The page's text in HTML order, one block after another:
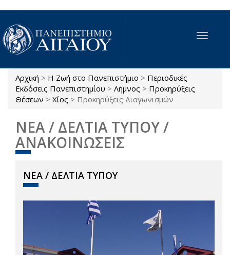
Παράκαμψη προς το κυρίως περιεχόμενο
Toggle
Είστε εδώ
Αρχική > Η Ζωή στο Πανεπιστήμιο > Περιοδικές
Εκδόσεις Πανεπιστημίου > Λήμνος > Προκηρύξεις
Θέσεων > Χίος > Προκηρύξεις Διαγωνισμών
ΝΕΑ / ΔΕΛΤΙΑ ΤΥΠΟΥ /
ΑΝΑΚΟΙΝΩΣΕΙΣ
ΝΕΑ / ΔΕΛΤΙΑ ΤΥΠΟΥ